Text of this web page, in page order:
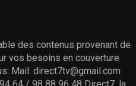
des contenus provenant de
vos besoins en couverture
Mail: direct7tv@gmail.com